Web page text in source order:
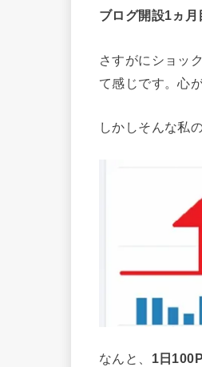
ブログ開設1ヵ月
さすがにショッ
て感じです。心
しかしそんな私
なんと、 1日